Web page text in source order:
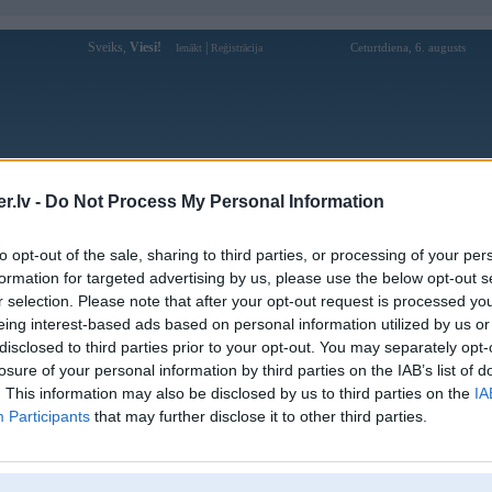
- Do Not Process My Personal Information
opt-out of the sale, sharing to third parties, or processing of your
for targeted advertising by us, please use the below opt-out
selection. Please note that after your opt-out request is processed
interest-based ads based on personal information utilized by us
to third parties prior to your opt-out. You may separately
of your personal information by third parties on the IAB’s list of
This information may also be disclosed by us to third parties on the
Participants that may further disclose it to other third parties.
Sveiks, Viesi! Ienākt Reģistrācija Ceturtdiena, 6. augusts
Forums Galerijas Reģistrācija Lietotāji
Lietotāja gamehitclubitcom profils
Pēdējo reizi manīts: 03. Dec 2025, 11:10
Lietotājvārds: gamehitclubitcom
Intereses:
Thi truong game truc tuyen Viet Nam
nhung nam gan day phat trien voi toc do
chong mat
Ziņojumi forumā:
0